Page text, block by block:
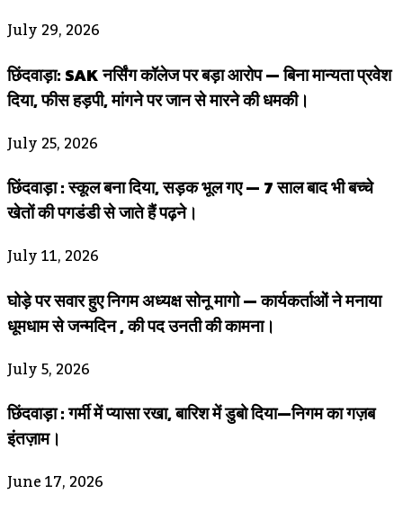
July 29, 2026
छिंदवाड़ा: SAK नर्सिंग कॉलेज पर बड़ा आरोप — बिना मान्यता प्रवेश
दिया, फीस हड़पी, मांगने पर जान से मारने की धमकी।
July 25, 2026
छिंदवाड़ा : स्कूल बना दिया, सड़क भूल गए — 7 साल बाद भी बच्चे
खेतों की पगडंडी से जाते हैं पढ़ने।
July 11, 2026
घोड़े पर सवार हुए निगम अध्यक्ष सोनू मागो — कार्यकर्ताओं ने मनाया
धूमधाम से जन्मदिन , की पद उनती की कामना।
July 5, 2026
छिंदवाड़ा : गर्मी में प्यासा रखा, बारिश में डुबो दिया—निगम का गज़ब
इंतज़ाम।
June 17, 2026